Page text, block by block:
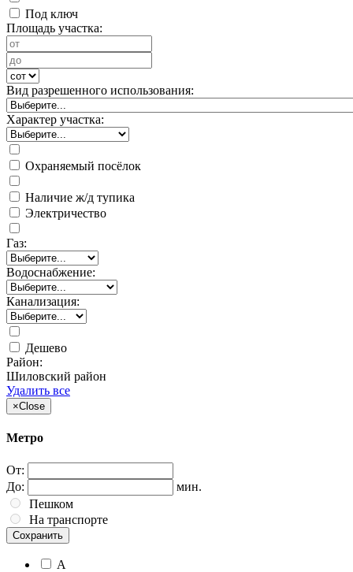
Под ключ
Площадь участка:
Вид разрешенного использования:
Характер участка:
Охраняемый посёлок
Наличие ж/д тупика
Электричество
Газ:
Водоснабжение:
Канализация:
Дешево
Район:
Шиловский район
Удалить все
×Close
Метро
От:
До:
мин.
Пешком
На транспорте
Сохранить
А